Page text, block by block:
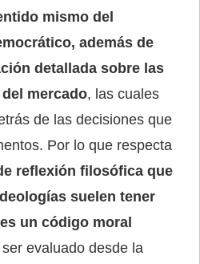
mismo del
además de
detallada sobre las
mercado, las cuales
de las decisiones que
Por lo que respecta
reflexión filosófica que
suelen tener
un código moral
evaluado desde la